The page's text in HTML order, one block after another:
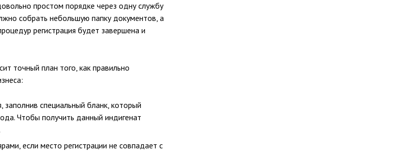
простом порядке через одну службу
собрать небольшую папку документов, а
регистрация будет завершена и
точный план того, как правильно
заполнив специальный бланк, который
Чтобы получить данный индигенат
если место регистрации не совпадает с